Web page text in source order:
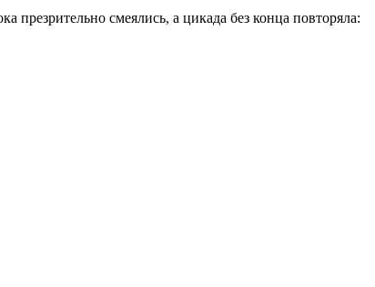
презрительно смеялись, а цикада без конца повторяла: